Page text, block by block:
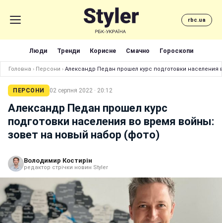
rbc.ua
Люди Тренди Корисне Смачно Гороскопи
Головна › Персони › Александр Педан прошел курс подготовки
ПЕРСОНИ 02 серпня 2022 · 20:12
Александр Педан прошел курс
подготовки населения во время войны:
зовет на новый набор (фото)
Володимир Костирін
редактор стрічки новин Styler